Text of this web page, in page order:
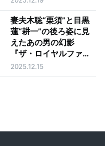
ュー
妻夫木聡“栗須”と目黒
蓮“耕一”の後ろ姿に見
えたあの男の幻影
『ザ・ロイヤルファミ
リー』最終話
2025.12.15